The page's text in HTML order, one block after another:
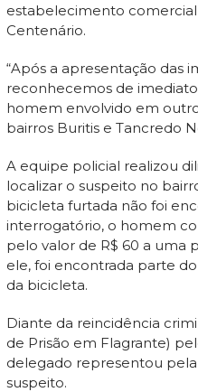
estabelecimento
Centenário.
“Após a apresentação das
reconhecemos de
homem envolvido em
bairros Buritis e Tancredo
A equipe policial realizou
localizar o suspeito no
bicicleta furtada não foi
interrogatório, o homem
pelo valor de R$ 60 a uma
ele, foi encontrada parte
da bicicleta.
Diante da reincidência
de Prisão em Flagrante)
delegado representou
suspeito.